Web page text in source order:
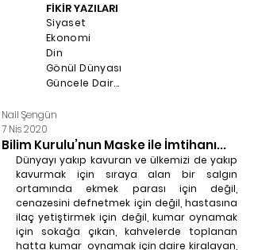
FİKİR YAZILARI
Siyaset
Ekonomi
Din
Gönül Dünyası
Güncele Dair...
Bilim Kurulu’nun Maske ile İmtihanı...
Nail Şengün
7 Nis 2020
Dünyayı yakıp kavuran ve ülkemizi de yakıp
kavurmak için sıraya alan bir salgın
ortamında ekmek parası için değil,
cenazesini defnetmek için değil, hastasına
ilaç yetiştirmek için değil, kumar oynamak
için sokağa çıkan, kahvelerde toplanan
hatta kumar  oynamak için daire kiralayan,